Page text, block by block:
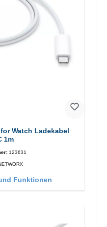
Watch Ladekabel
1m
123631
Funktionen